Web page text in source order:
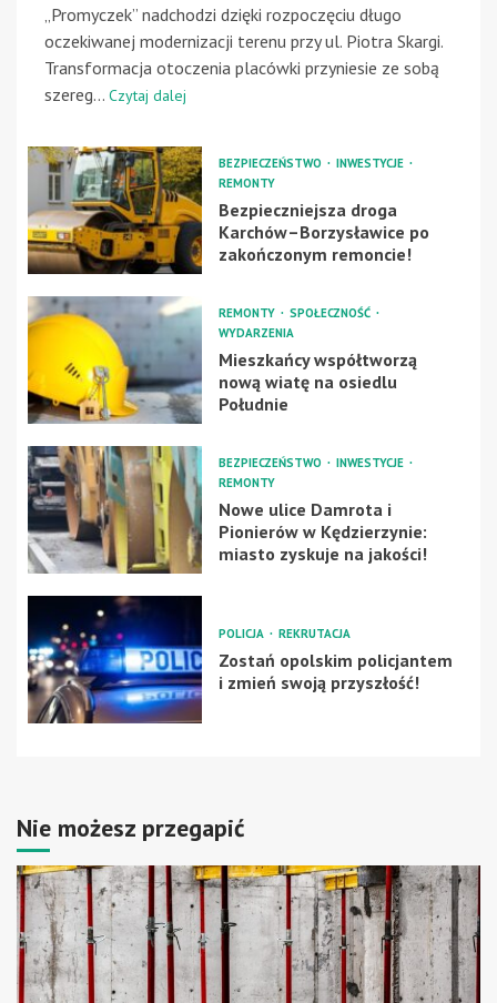
„Promyczek” nadchodzi dzięki rozpoczęciu długo
oczekiwanej modernizacji terenu przy ul. Piotra Skargi.
Transformacja otoczenia placówki przyniesie ze sobą
szereg... Czytaj dalej
BEZPIECZEŃSTWO
INWESTYCJE
REMONTY
Bezpieczniejsza droga
Karchów–Borzysławice po
zakończonym remoncie!
REMONTY
SPOŁECZNOŚĆ
WYDARZENIA
Mieszkańcy współtworzą
nową wiatę na osiedlu
Południe
BEZPIECZEŃSTWO
INWESTYCJE
REMONTY
Nowe ulice Damrota i
Pionierów w Kędzierzynie:
miasto zyskuje na jakości!
POLICJA REKRUTACJA
Zostań opolskim policjantem
i zmień swoją przyszłość!
Nie możesz przegapić